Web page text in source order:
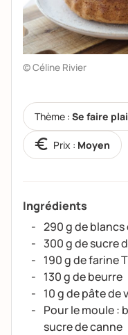
© Céline Rivier
Thème : Se faire
Prix : Moyen
Ingrédients
290 g de
300 g de sucre
190 g de farine
130 g de beurre
10 g de pâte de
Pour le moule :
sucre de canne